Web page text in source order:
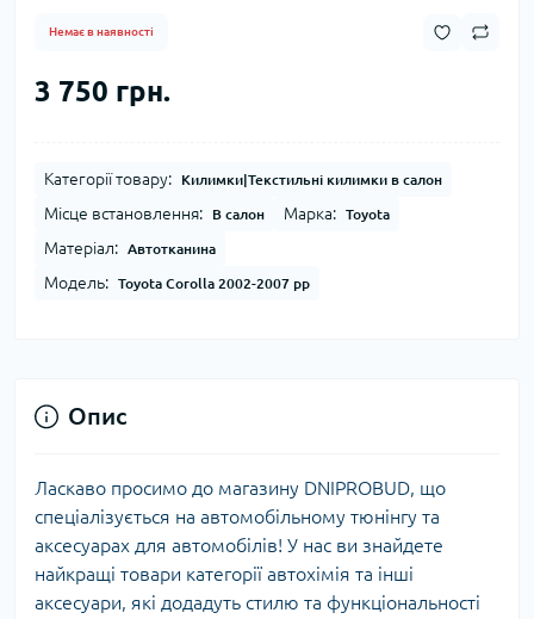
Немає в наявності
3 750 грн.
Категорії товару: Килимки|Текстильні килимки в салон
Місце встановлення: В салон Марка: Toyota
Матеріал: Автотканина
Модель: Toyota Corolla 2002-2007 рр
Опис
Ласкаво просимо до магазину DNIPROBUD, що
спеціалізується на автомобільному тюнінгу та
аксесуарах для автомобілів! У нас ви знайдете
найкращі товари категорії автохімія та інші
аксесуари, які додадуть стилю та функціональності